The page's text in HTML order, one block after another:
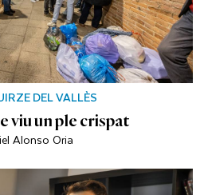
DEL VALLÈS
viu un ple crispat
Alonso Oria